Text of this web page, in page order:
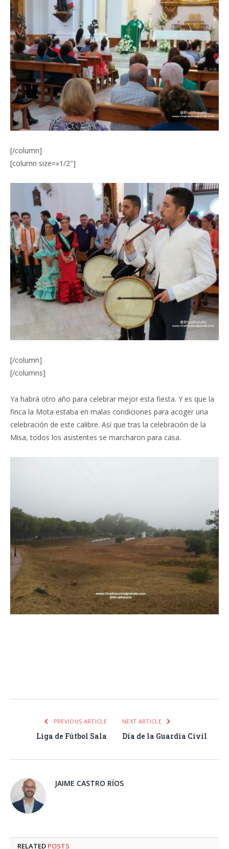
[/column]
[column size=»1/2″]
[/column]
[/columns]
Ya habrá otro año para celebrar mejor esta fiesta. Y es que la
finca la Mota estaba en malas condiciones para acoger una
celebración de este calibre. Así que tras la celebración de la
Misa, todos los asistentes se marcharon para casa.
PREVIOUS ARTICLE
Liga de Fútbol Sala
NEXT ARTICLE
Día de la Guardia Civil
JAIME CASTRO RÍOS
RELATED POSTS